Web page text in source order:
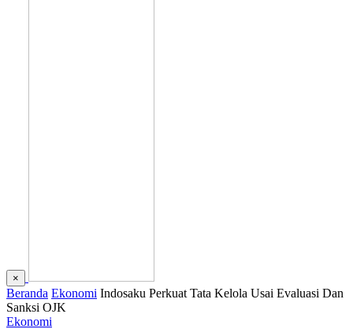
×
Beranda Ekonomi Indosaku Perkuat Tata Kelola Usai Evaluasi Dan
Sanksi OJK
Ekonomi